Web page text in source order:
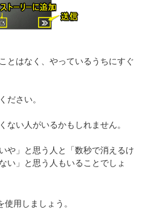
とはなく、やっているうちにすぐ
ださい。
ない人がいるかもしれません。
や」と思う人と「数秒で消えるけ
い」と思う人もいることでしょ
使用しましょう。